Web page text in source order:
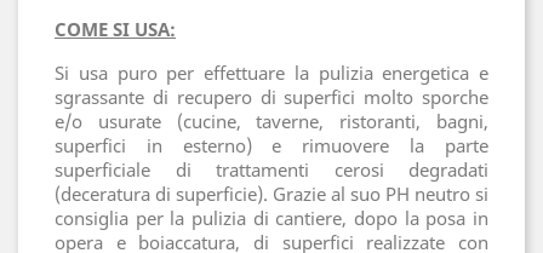
COME SI USA:
Si usa puro per effettuare la pulizia energetica e
sgrassante di recupero di superfici molto sporche
e/o usurate (cucine, taverne, ristoranti, bagni,
superfici in esterno) e rimuovere la parte
superficiale di trattamenti cerosi degradati
(deceratura di superficie). Grazie al suo PH neutro si
consiglia per la pulizia di cantiere, dopo la posa in
opera e boiaccatura, di superfici realizzate con